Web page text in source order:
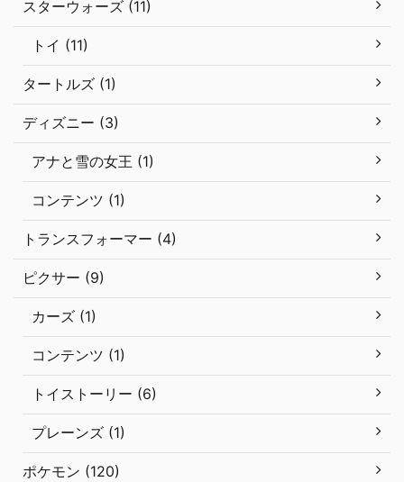
スターウォーズ (11)
トイ (11)
タートルズ (1)
ディズニー (3)
アナと雪の女王 (1)
コンテンツ (1)
トランスフォーマー (4)
ピクサー (9)
カーズ (1)
コンテンツ (1)
トイストーリー (6)
プレーンズ (1)
ポケモン (120)